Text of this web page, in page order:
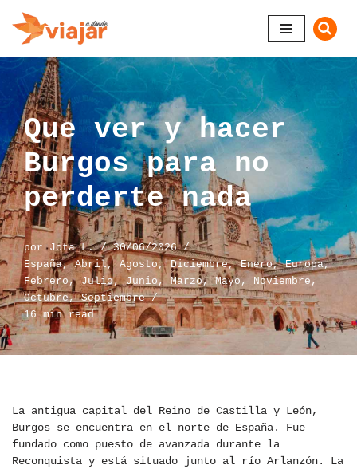
Saltar
al
contenido
Que ver y hacer
Burgos para no
perderte nada
porJota L.
30/06/2026
España,Abril, Agosto, Diciembre,Enero,Europa,
Febrero,Julio,Junio, Marzo,Mayo, Noviembre ,
Octubre,Septiembre
16 min read
La antigua capital del Reino de Castilla y León,
Burgos se encuentra en el norte de España. Fue
fundado como puesto de avanzada durante la
Reconquista y está situado junto al río Arlanzón. La